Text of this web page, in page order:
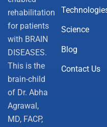
rehabilitation
for patients
with BRAIN
DISEASES.
This is the
brain-child
of Dr. Abha
Agrawal,
MD, FACP,
Science
Blog
Contact Us